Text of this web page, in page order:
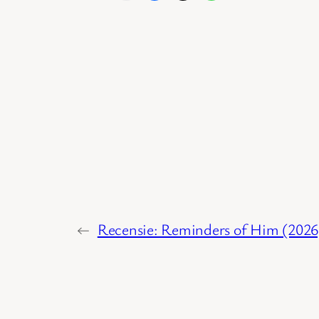
← Recensie: Reminders of Him